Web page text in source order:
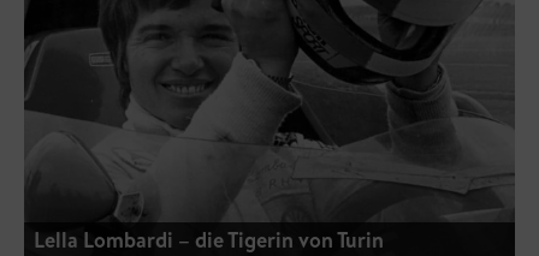
Lella Lombardi – die Tigerin von Turin